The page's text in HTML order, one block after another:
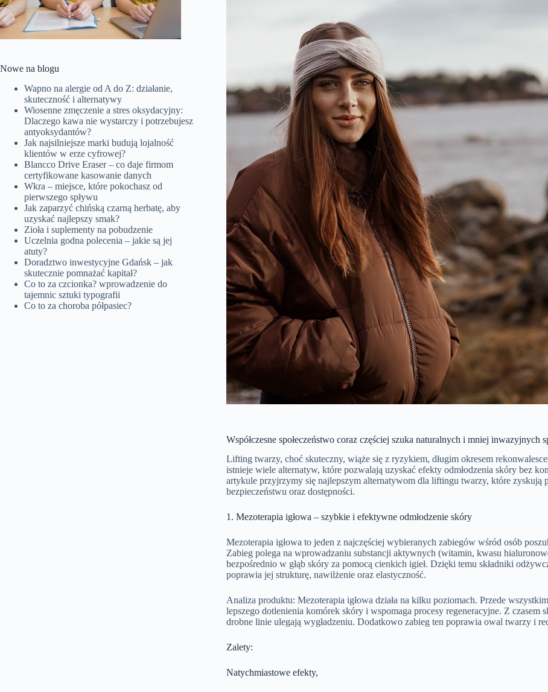
Współczesne społeczeństwo coraz częściej szuka naturalnych i mniej
Lifting twarzy, choć skuteczny, wiąże się z ryzykiem, długim okresem
istnieje wiele alternatyw, które pozwalają uzyskać efekty odmłodzenia skóry bez
artykule przyjrzymy się najlepszym alternatywom dla liftingu twarzy, które zyskują
bezpieczeństwu oraz dostępności.
1. Mezoterapia igłowa – szybkie i efektywne odmłodzenie skóry
Mezoterapia igłowa to jeden z najczęściej wybieranych zabiegów wśród osób
Zabieg polega na wprowadzaniu substancji aktywnych (witamin, kwasu
bezpośrednio w głąb skóry za pomocą cienkich igieł. Dzięki temu składniki
poprawia jej strukturę, nawilżenie oraz elastyczność.
Analiza produktu: Mezoterapia igłowa działa na kilku poziomach. Przede
lepszego dotlenienia komórek skóry i wspomaga procesy regeneracyjne. Z czasem
drobne linie ulegają wygładzeniu. Dodatkowo zabieg ten poprawia owal twarzy i
Zalety:
Natychmiastowe efekty,
Nowe na blogu
Wapno na alergie od A do Z: działanie,
skuteczność i alternatywy
Wiosenne zmęczenie a stres oksydacyjny:
Dlaczego kawa nie wystarczy i potrzebujesz
antyoksydantów?
Jak najsilniejsze marki budują lojalność
klientów w erze cyfrowej?
Blancco Drive Eraser – co daje firmom
certyfikowane kasowanie danych
Wkra – miejsce, które pokochasz od
pierwszego spływu
Jak zaparzyć chińską czarną herbatę, aby
uzyskać najlepszy smak?
Zioła i suplementy na pobudzenie
Uczelnia godna polecenia – jakie są jej
atuty?
Doradztwo inwestycyjne Gdańsk – jak
skutecznie pomnażać kapitał?
Co to za czcionka? wprowadzenie do
tajemnic sztuki typografii
Co to za choroba półpasiec?